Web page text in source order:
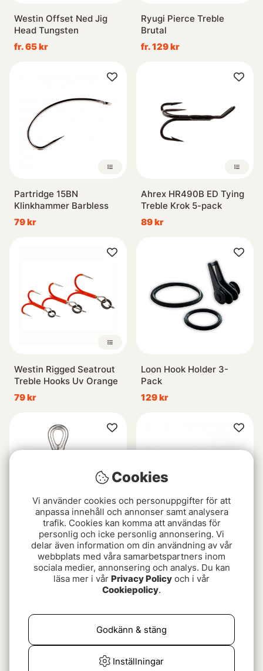
Westin Offset Ned Jig
Head Tungsten
fr. 65 kr
Ryugi Pierce Treble
Brutal
fr. 129 kr
Partridge 15BN
Klinkhammer Barbless
79 kr
Ahrex HR490B ED Tying
Treble Krok 5-pack
89 kr
Westin Rigged Seatrout
Treble Hooks Uv Orange
79 kr
Loon Hook Holder 3-
Pack
129 kr
Hurricane Trekrok 4X
308 Förtennad
69 kr 69 kr
Saltwater Neck Hackle
129 kr
Cookies
Vi använder cookies och personuppgifter för att
anpassa innehåll och annonser samt analysera
trafik. Cookies kan komma att användas för
personlig och icke personlig annonsering. Vi
delar även information om din användning av vår
webbplats med våra samarbetspartners inom
sociala medier, annonsering och analys. Du kan
läsa mer i vår Privacy Policy och i vår
Cookiepolicy.
Inställningar
Godkänn & stäng